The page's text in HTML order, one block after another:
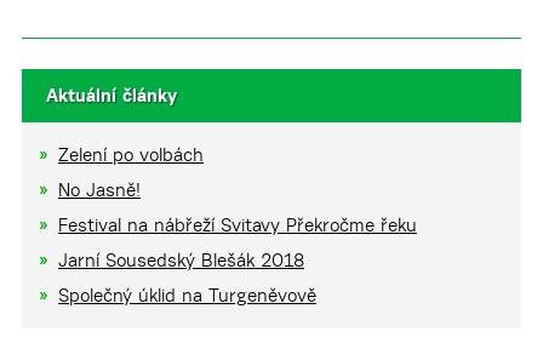
Aktuální články
Zelení po volbách
No Jasně!
Festival na nábřeží Svitavy Překročme řeku
Jarní Sousedský Blešák 2018
Společný úklid na Turgeněvově